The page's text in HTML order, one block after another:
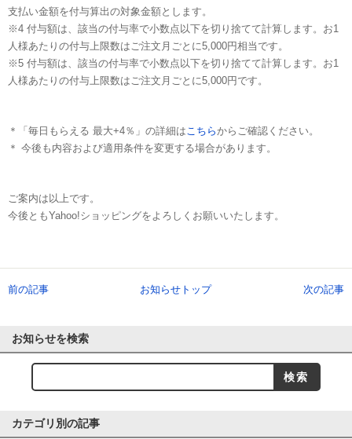
支払い金額を付与算出の対象金額とします。
※4 付与額は、該当の付与率で小数点以下を切り捨てて計算します。お1
人様あたりの付与上限数はご注文月ごとに5,000円相当です。
※5 付与額は、該当の付与率で小数点以下を切り捨てて計算します。お1
人様あたりの付与上限数はご注文月ごとに5,000円です。
＊「毎日もらえる 最大+4％」の詳細はこちらからご確認ください。
＊ 今後も内容および適用条件を変更する場合があります。
ご案内は以上です。
今後ともYahoo!ショッピングをよろしくお願いいたします。
前の記事 お知らせトップ 次の記事
お知らせを検索
カテゴリ別の記事